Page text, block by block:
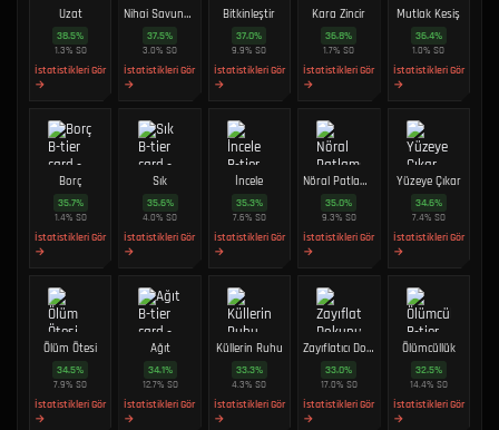
Uzat
38.5%
1.3% SO
İstatistikleri Gör
→
Nihai Savunma
37.5%
3.0%SO
İstatistikleri Gör
→
Bitkinleştir
37.0%
9.9%SO
İstatistikleri Gör
→
Kara Zincir
36.8%
1.7%SO
İstatistikleri Gör
→
Mutlak Kesiş
36.4%
1.0%SO
İstatistikleri Gör
→
Borç
35.7%
1.4% SO
İstatistikleri Gör
→
Sık
35.6%
4.0%SO
İstatistikleri Gör
→
İncele
35.3%
7.6% SO
İstatistikleri Gör
→
Nöral Patlama
35.0%
9.3% SO
İstatistikleri Gör
→
Yüzeye Çıkar
34.6%
7.4% SO
İstatistikleri Gör
→
Ölüm Ötesi
34.5%
7.9%SO
İstatistikleri Gör
→
Ağıt
34.1%
12.7% SO
İstatistikleri Gör
→
Küllerin Ruhu
33.3%
4.3%SO
İstatistikleri Gör
→
Zayıflatıcı Dokunuş
33.0%
17.0% SO
İstatistikleri Gör
→
Ölümcüllük
32.5%
14.4% SO
İstatistikleri Gör
→